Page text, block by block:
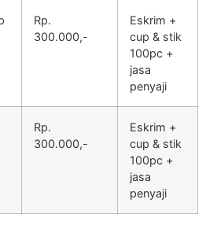
Rp.
300.000,-
Eskrim +
cup & stik
100pc +
jasa
penyaji
Rp.
300.000,-
Eskrim +
cup & stik
100pc +
jasa
penyaji